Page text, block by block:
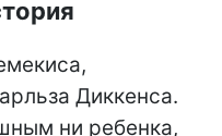
Диккенса.
ни ребенка,